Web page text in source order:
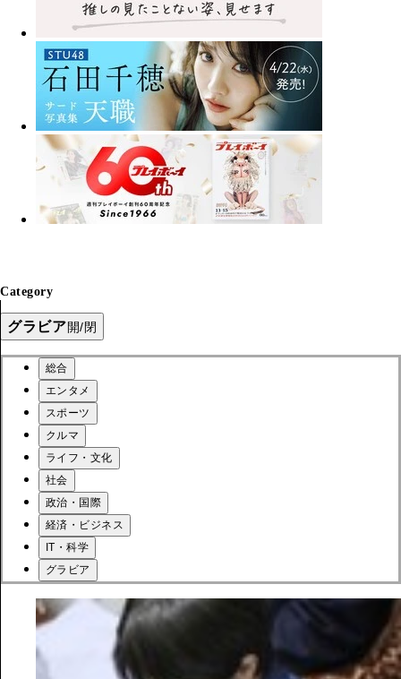
Category
グラビア開/閉
総合
エンタメ
スポーツ
クルマ
ライフ・文化
社会
政治・国際
経済・ビジネス
IT・科学
グラビア